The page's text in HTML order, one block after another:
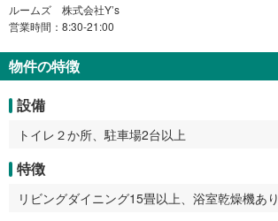
ルームズ 株式会社Y’s
営業時間：8:30-21:00
物件の特徴
設備
トイレ２か所、駐車場2台以上
特徴
リビングダイニング15畳以上、浴室乾燥機あり